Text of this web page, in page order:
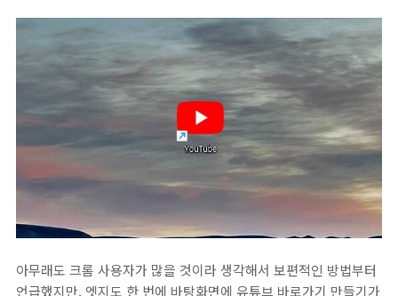
아무래도 크롬 사용자가 많을 것이라 생각해서 보편적인 방법부터
언급했지만, 엣지도 한 번에 바탕화면에 유튜브 바로가기 만들기가